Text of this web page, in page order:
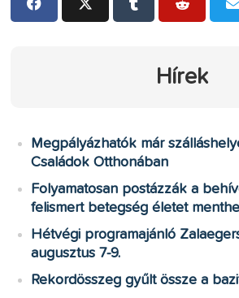
Hírek
Megpályázhatók már
Családok Otthonában
Folyamatosan postázzák a
felismert betegség életet
Hétvégi programajánló
augusztus 7-9.
Rekordösszeg gyűlt össze a